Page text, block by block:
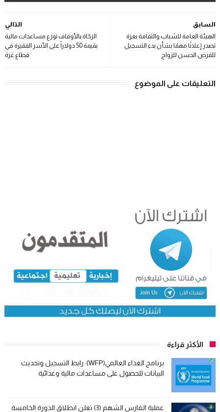
التالي
الزكاة بالأوقاف توزع مساعدات مالية
بقيمة 50 دولاراً على الأسر الفقيرة في
قطاع غزة
السابق
الهيئة العامة للشباب والثقافة بغزة
تصدر إعلانًا مهمًا بشأن بدء التسجيل
للقرض الحسن للزواج
التعليقات على الموضوع
الأكثر قراءة
برنامج الغذاء العالمي(WFP): رابط التسجيل وتحديث
البيانات للحصول على مساعدات مالية وغذائية
عملية الفارس الشهم (3) تعلن انطلاق الدورة الخامسة